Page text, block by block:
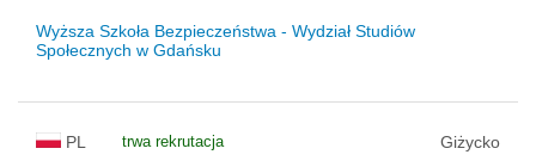
Wyższa Szkoła Bezpieczeństwa - Wydział Studiów
Społecznych w Gdańsku
PL trwa rekrutacja Giżycko